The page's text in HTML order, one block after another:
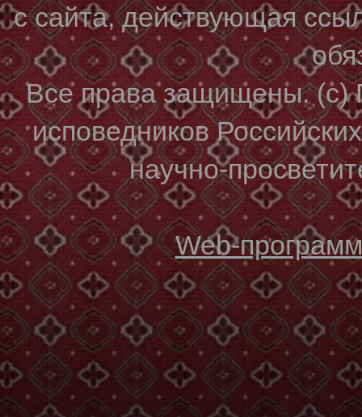
с сайта, действующая
Все права защищены. (с)
исповедников
научно-
Web-